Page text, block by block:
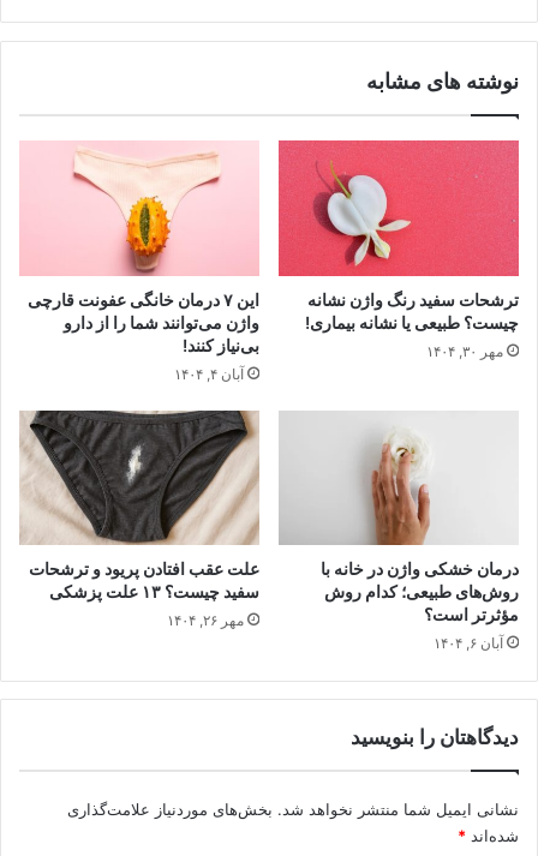
نوشته های مشابه
ترشحات سفید رنگ واژن نشانه
چیست؟ طبیعی یا نشانه بیماری!
مهر ۳۰, ۱۴۰۴
این ۷ درمان خانگی عفونت قارچی
واژن می‌توانند شما را از دارو
بی‌نیاز کنند!
آبان ۴, ۱۴۰۴
درمان خشکی واژن در خانه با
روش‌های طبیعی؛ کدام روش
مؤثرتر است؟
آبان ۶, ۱۴۰۴
علت عقب افتادن پریود و ترشحات
سفید چیست؟ ۱۳ علت پزشکی
مهر ۲۶, ۱۴۰۴
دیدگاهتان را بنویسید
نشانی ایمیل شما منتشر نخواهد شد. بخش‌های موردنیاز علامت‌گذاری
شده‌اند *